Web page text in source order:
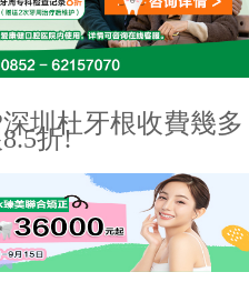
圳杜牙根收費幾多
折!